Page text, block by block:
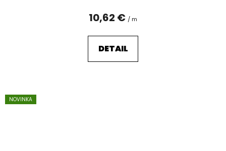
10,62 € / m
DETAIL
NOVINKA